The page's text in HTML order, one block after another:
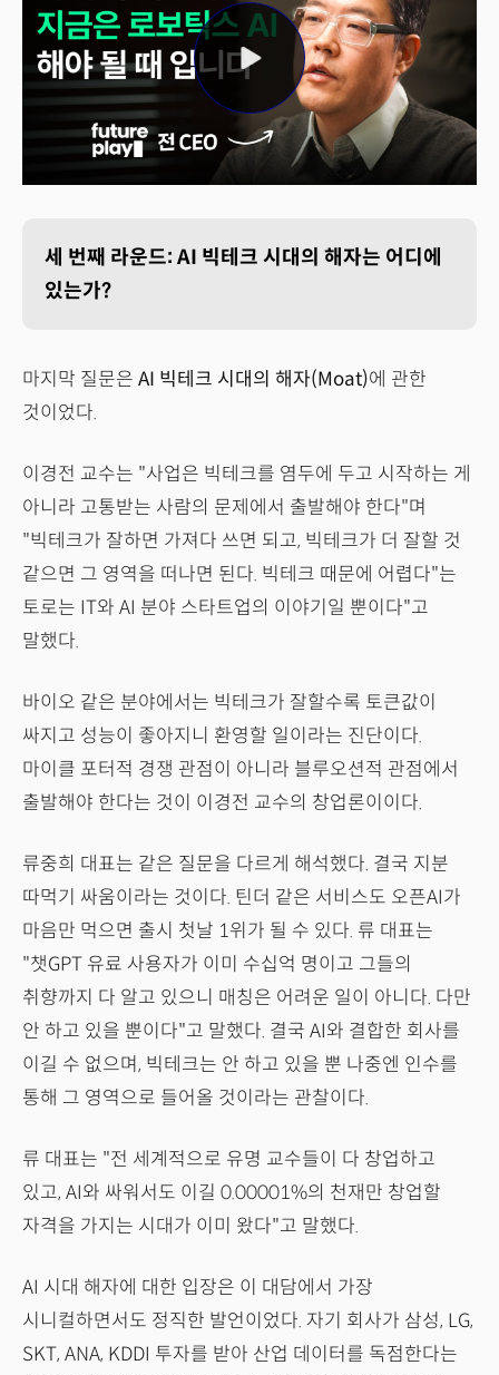
세 번째 라운드: AI 빅테크 시대의 해자는 어디에
있는가?
마지막 질문은 AI 빅테크 시대의 해자(Moat)에 관한
것이었다.
이경전 교수는 "사업은 빅테크를 염두에 두고 시작하는 게
아니라 고통받는 사람의 문제에서 출발해야 한다"며
"빅테크가 잘하면 가져다 쓰면 되고, 빅테크가 더 잘할 것
같으면 그 영역을 떠나면 된다. 빅테크 때문에 어렵다"는
토로는 IT와 AI 분야 스타트업의 이야기일 뿐이다"고
말했다.
바이오 같은 분야에서는 빅테크가 잘할수록 토큰값이
싸지고 성능이 좋아지니 환영할 일이라는 진단이다.
마이클 포터적 경쟁 관점이 아니라 블루오션적 관점에서
출발해야 한다는 것이 이경전 교수의 창업론이이다.
류중희 대표는 같은 질문을 다르게 해석했다. 결국 지분
따먹기 싸움이라는 것이다. 틴더 같은 서비스도 오픈AI가
마음만 먹으면 출시 첫날 1위가 될 수 있다. 류 대표는
"챗GPT 유료 사용자가 이미 수십억 명이고 그들의
취향까지 다 알고 있으니 매칭은 어려운 일이 아니다. 다만
안 하고 있을 뿐이다"고 말했다. 결국 AI와 결합한 회사를
이길 수 없으며, 빅테크는 안 하고 있을 뿐 나중엔 인수를
통해 그 영역으로 들어올 것이라는 관찰이다.
류 대표는 "전 세계적으로 유명 교수들이 다 창업하고
있고, AI와 싸워서도 이길 0.00001%의 천재만 창업할
자격을 가지는 시대가 이미 왔다"고 말했다.
AI 시대 해자에 대한 입장은 이 대담에서 가장
시니컬하면서도 정직한 발언이었다. 자기 회사가 삼성, LG,
SKT, ANA, KDDI 투자를 받아 산업 데이터를 독점한다는